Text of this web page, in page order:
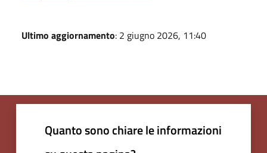
Ultimo aggiornamento: 2 giugno 2026, 11:40
Quanto sono chiare le informazioni